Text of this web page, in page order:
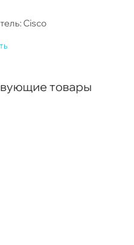
Cisco
товары